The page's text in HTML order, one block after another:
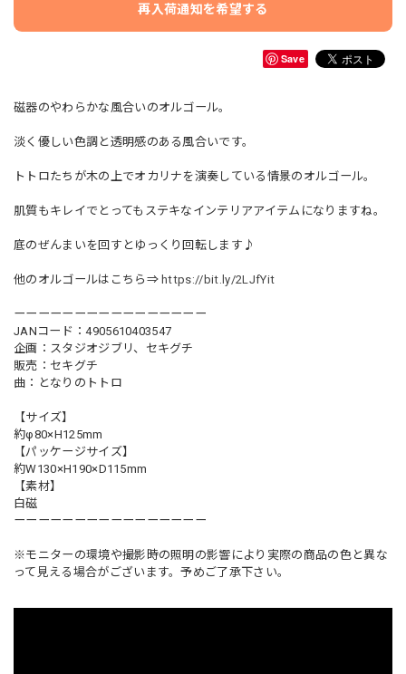
再入荷通知を希望する
Save
磁器のやわらかな風合いのオルゴール。
淡く優しい色調と透明感のある風合いです。
トトロたちが木の上でオカリナを演奏している情景のオルゴール。
肌質もキレイでとってもステキなインテリアアイテムになりますね。
底のぜんまいを回すとゆっくり回転します♪
他のオルゴールはこちら⇒ https://bit.ly/2LJfYit
ーーーーーーーーーーーーーーーー
JANコード：4905610403547
企画：スタジオジブリ、セキグチ
販売：セキグチ
曲：となりのトトロ
【サイズ】
約φ80×H125mm
【パッケージサイズ】
約W130×H190×D115mm
【素材】
白磁
ーーーーーーーーーーーーーーーー
※モニターの環境や撮影時の照明の影響により実際の商品の色と異な
って見える場合がございます。予めご了承下さい。